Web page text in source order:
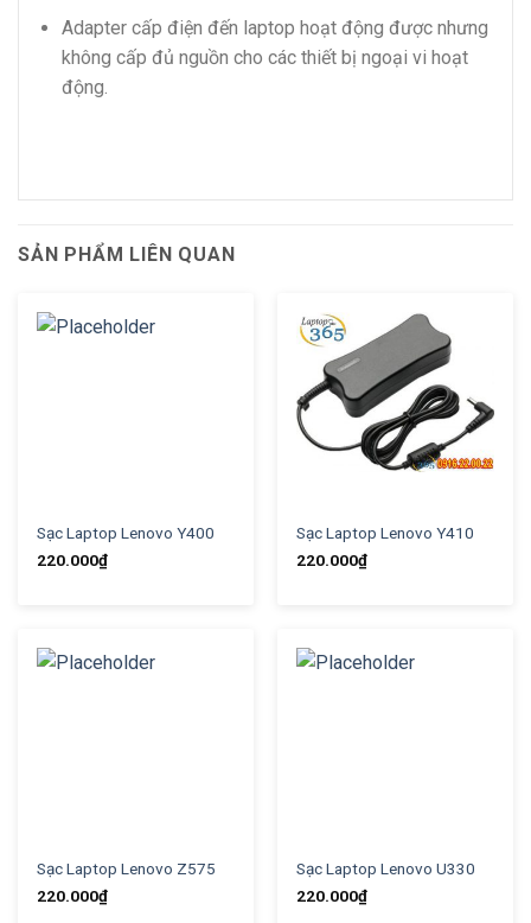
Adapter cấp điện đến laptop hoạt động được nhưng
không cấp đủ nguồn cho các thiết bị ngoại vi hoạt
động.
SẢN PHẨM LIÊN QUAN
Sạc Laptop Lenovo Y400
220.000₫
Sạc Laptop Lenovo Y410
220.000₫
Sạc Laptop Lenovo Z575
220.000₫
Sạc Laptop Lenovo U330
220.000₫